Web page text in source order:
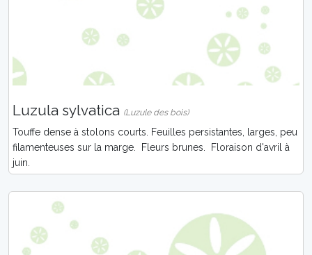
Luzula sylvatica (Luzule des bois)
Touffe dense à stolons courts. Feuilles persistantes, larges, peu
filamenteuses sur la marge. Fleurs brunes. Floraison d'avril à
juin.